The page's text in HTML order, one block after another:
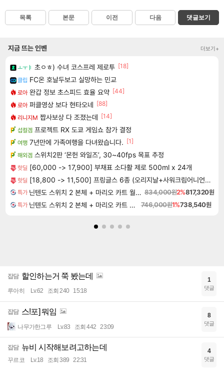
목록 본문 이전 다음 댓글보기
지금 뜨는 인벤 더보기+
ㅗㅜㅑ 초ㅇㅎ) 수녀 코스프레 제로투 [18]
클립 FC온 호날두보고 실망하는 민교
로아 완갑 정보 초스피드 효율 요약 [44]
로아 퍼클영상 보다 현타오네 [88]
리니지M 짭사보상 다 조졌는데 [14]
섭컬겜 프로젝트 RX 도쿄 게임쇼 참가 결정
여행 7년만에 가족여행을 다녀왔습니다. [1]
해외겜 스위치2판 ‘몬헌 와일즈’, 30~40fps 목표 추정
핫딜 [60,000 -> 17,900] 부채표 소다활 제로 500ml x 24개
핫딜 [18,800 -> 11,500] 프링글스 6종 (오리지날+사워크림어니언+치즈)
특가 닌텐도 스위치 2 본체 + 마리오 카트 월드 + 포켓몬 포코피아 번들 834,000원2%817,320원
특가 닌텐도 스위치 2 본체 + 마리오 카트 월드 746,000원1%738,540원
잡담 할인하는거 쭉 봤는데
루아히 Lv.62 조회 240 15:18
1
댓글
잡담 스!포] 뭐임
나무가한그루 Lv.83 조회 442 23:09
8
댓글
잡담 뉴비 시작해보려고하는데
꾸르코 Lv.18 조회 389 22:31
4
댓글